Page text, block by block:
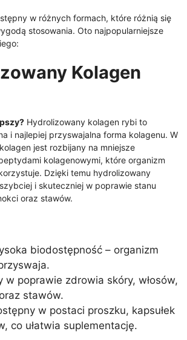
w różnych formach, które różnią się
stosowania. Oto najpopularniejsze
Kolagen
Hydrolizowany kolagen rybi to
i najlepiej przyswajalna forma kolagenu. W
jest rozbijany na mniejsze
kolagenowymi, które organizm
Dzięki temu hydrolizowany
i skuteczniej w poprawie stanu
oraz stawów.
biodostępność – organizm
w poprawie zdrowia skóry, włosów,
stawów.
w postaci proszku, kapsułek
co ułatwia suplementację.